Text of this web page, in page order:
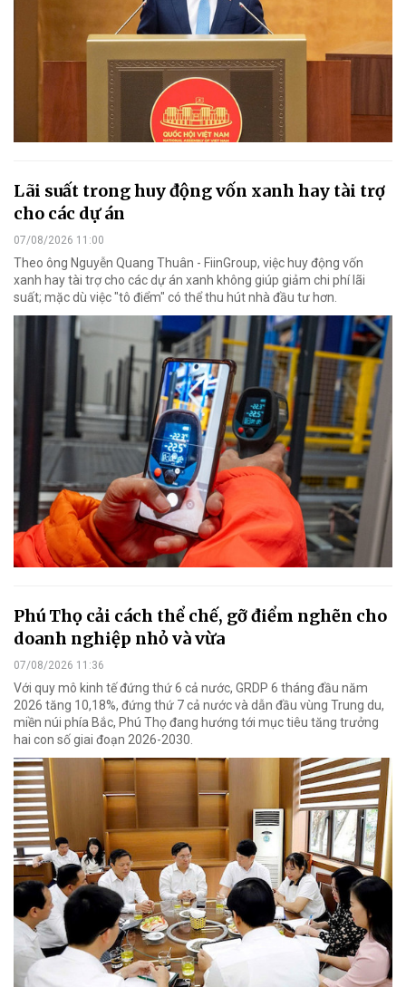
Lãi suất trong huy động vốn xanh hay tài trợ
cho các dự án
07/08/2026 11:00
Theo ông Nguyễn Quang Thuân - FiinGroup, việc huy động vốn
xanh hay tài trợ cho các dự án xanh không giúp giảm chi phí lãi
suất; mặc dù việc "tô điểm" có thể thu hút nhà đầu tư hơn.
Phú Thọ cải cách thể chế, gỡ điểm nghẽn cho
doanh nghiệp nhỏ và vừa
07/08/2026 11:36
Với quy mô kinh tế đứng thứ 6 cả nước, GRDP 6 tháng đầu năm
2026 tăng 10,18%, đứng thứ 7 cả nước và dẫn đầu vùng Trung du,
miền núi phía Bắc, Phú Thọ đang hướng tới mục tiêu tăng trưởng
hai con số giai đoạn 2026-2030.